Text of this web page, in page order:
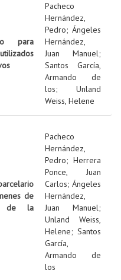
para
Pacheco
Hernández,
Pedro; Ángeles
Hernández,
Juan Manuel;
Santos García,
Armando de
los; Unland
Weiss, Helene
de
de la
Pacheco
Hernández,
Pedro; Herrera
Ponce, Juan
Carlos; Ángeles
Hernández,
Juan Manuel;
Unland Weiss,
Helene; Santos
García,
Armando de
los